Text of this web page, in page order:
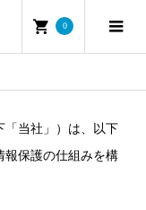
0
「当社」）は、以下
報保護の仕組みを構